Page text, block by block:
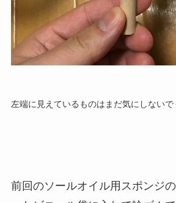
左端に見えているものはまだ気にしないで
前回のソールオイル用スポンジ